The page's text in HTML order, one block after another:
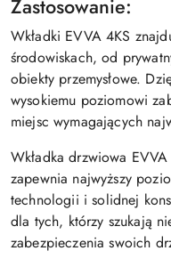
Zastosowanie:
Wkładki EVVA 4KS
środowiskach, od
obiekty przemysłowe.
wysokiemu poziomowi
miejsc wymagających
Wkładka drzwiowa
zapewnia najwyższy
technologii i solidnej
dla tych, którzy szukają
zabezpieczenia swoich